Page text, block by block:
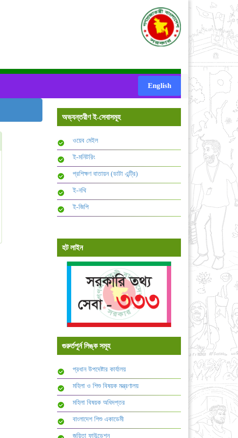
English
অভ্যন্তরীণ ই-সেবাসমূহ
ওয়েব মেইল
ই-মনিটরিং
প্রশিক্ষণ বাতায়ন (ডাটা এন্ট্রি)
ই-নথি
ই-জিপি
হট লাইন
গুরুর্তপূর্ন লিঙ্ক সমূহ
প্রধান উপদেষ্টার কার্যালয়
মহিলা ও শিশু বিষয়ক মন্ত্রণালয়
মহিলা বিষয়ক অধিদপ্তর
বাংলাদেশ শিশু একাডেমী
জয়িতা ফাউন্ডেশন